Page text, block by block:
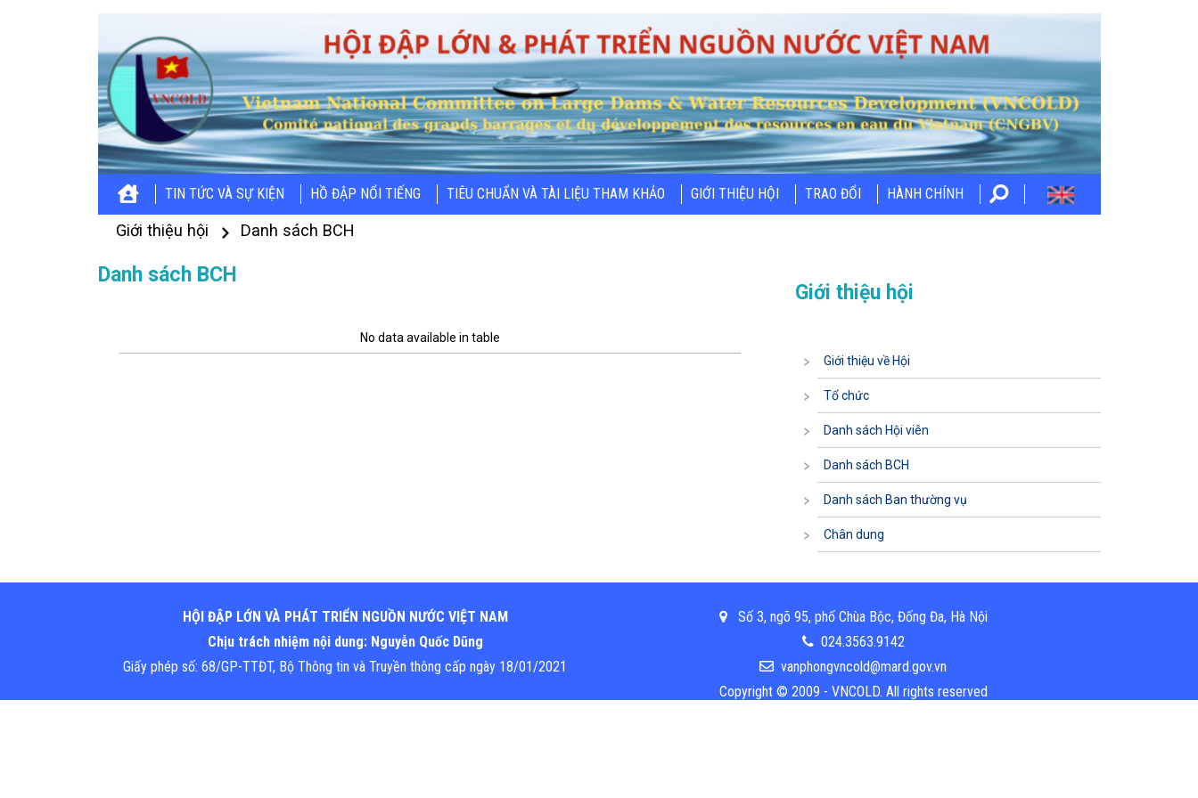
TIN TỨC VÀ SỰ KIỆN HỒ ĐẬP NỔI TIẾNG TIÊU CHUẨN VÀ TÀI LIỆU THAM KHẢO GIỚI THIỆU HỘI TRAO ĐỔI HÀNH CHÍNH
Giới thiệu hội Danh sách BCH
Danh sách BCH
No data available in table
Giới thiệu hội
Giới thiệu về Hội
Tổ chức
Danh sách Hội viên
Danh sách BCH
Danh sách Ban thường vụ
Chân dung
HỘI ĐẬP LỚN VÀ PHÁT TRIỂN NGUỒN NƯỚC VIỆT NAM
Chịu trách nhiệm nội dung: Nguyễn Quốc Dũng
Giấy phép số: 68/GP-TTĐT, Bộ Thông tin và Truyền thông cấp ngày 18/01/2021
Số 3, ngõ 95, phố Chùa Bộc, Đống Đa, Hà Nội
024.3563.9142
vanphongvncold@mard.gov.vn
Copyright © 2009 - VNCOLD. All rights reserved